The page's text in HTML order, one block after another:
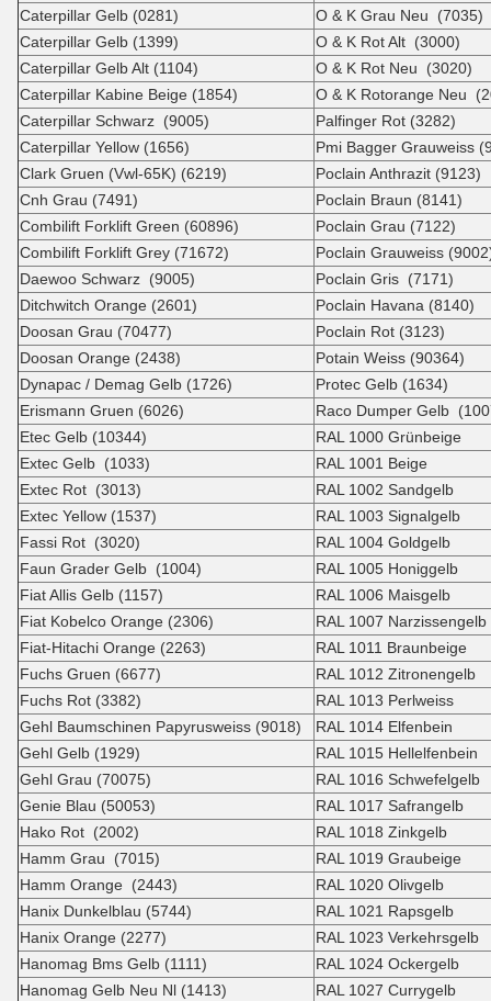
Caterpillar Gelb (0281)
O & K Grau Neu (7035)
Caterpillar Gelb (1399)
O & K Rot Alt (3000)
Caterpillar Gelb Alt (1104)
O & K Rot Neu (3020)
Caterpillar Kabine Beige (1854)
O & K Rotorange Neu
Caterpillar Schwarz (9005)
Palfinger Rot (3282)
Caterpillar Yellow (1656)
Pmi Bagger Grauweiss
Clark Gruen (Vwl-65K) (6219)
Poclain Anthrazit (9123)
Cnh Grau (7491)
Poclain Braun (8141)
Combilift Forklift Green (60896)
Poclain Grau (7122)
Combilift Forklift Grey (71672)
Poclain Grauweiss
Daewoo Schwarz (9005)
Poclain Gris (7171)
Ditchwitch Orange (2601)
Poclain Havana (8140)
Doosan Grau (70477)
Poclain Rot (3123)
Doosan Orange (2438)
Potain Weiss (90364)
Dynapac / Demag Gelb (1726)
Protec Gelb (1634)
Erismann Gruen (6026)
Raco Dumper Gelb
Etec Gelb (10344)
RAL 1000 Grünbeige
Extec Gelb (1033)
RAL 1001 Beige
Extec Rot (3013)
RAL 1002 Sandgelb
Extec Yellow (1537)
RAL 1003 Signalgelb
Fassi Rot (3020)
RAL 1004 Goldgelb
Faun Grader Gelb (1004)
RAL 1005 Honiggelb
Fiat Allis Gelb (1157)
RAL 1006 Maisgelb
Fiat Kobelco Orange (2306)
RAL 1007 Narzissengelb
Fiat-Hitachi Orange (2263)
RAL 1011 Braunbeige
Fuchs Gruen (6677)
RAL 1012 Zitronengelb
Fuchs Rot (3382)
RAL 1013 Perlweiss
Gehl Baumschinen Papyrusweiss (9018)
RAL 1014 Elfenbein
Gehl Gelb (1929)
RAL 1015 Hellelfenbein
Gehl Grau (70075)
RAL 1016 Schwefelgelb
Genie Blau (50053)
RAL 1017 Safrangelb
Hako Rot (2002)
RAL 1018 Zinkgelb
Hamm Grau (7015)
RAL 1019 Graubeige
Hamm Orange (2443)
RAL 1020 Olivgelb
Hanix Dunkelblau (5744)
RAL 1021 Rapsgelb
Hanix Orange (2277)
RAL 1023 Verkehrsgelb
Hanomag Bms Gelb (1111)
RAL 1024 Ockergelb
Hanomag Gelb Neu Nl (1413)
RAL 1027 Currygelb